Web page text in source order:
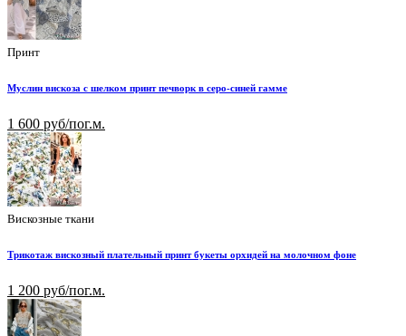
Принт
Муслин вискоза с шелком принт печворк в серо-синей гамме
1 600 руб/пог.м.
Вискозные ткани
Трикотаж вискозный плательный принт букеты орхидей на молочном фоне
1 200 руб/пог.м.